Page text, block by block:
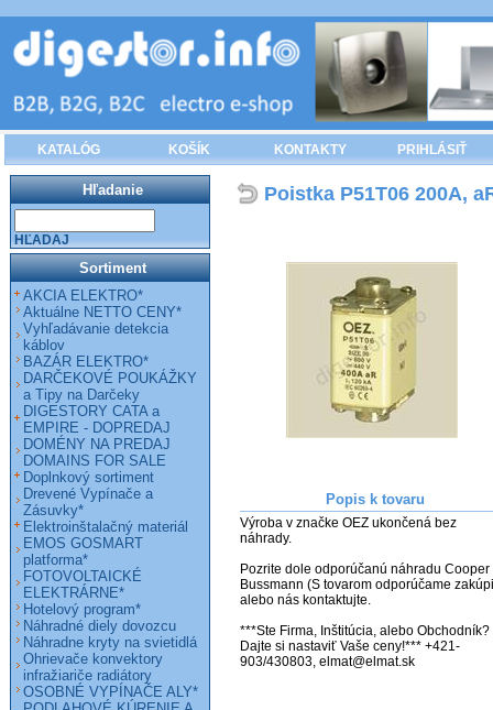
KATALÓG KOŠÍK KONTAKTY PRIHLÁSIŤ
Poistka P51T06 200A,
Popis k tovaru
Výroba v značke OEZ ukončená bez
náhrady.
Pozrite dole odporúčanú náhradu Cooper
Bussmann (S tovarom odporúčame
alebo nás kontaktujte.
***Ste Firma, Inštitúcia, alebo Obchodník?
Dajte si nastaviť Vaše ceny!*** +421-
903/430803, elmat@elmat.sk
Hľadanie
HĽADAJ
Sortiment
AKCIA ELEKTRO*
Aktuálne NETTO CENY*
Vyhľadávanie detekcia
káblov
BAZÁR ELEKTRO*
DARČEKOVÉ POUKÁŽKY
a Tipy na Darčeky
DIGESTORY CATA a
EMPIRE - DOPREDAJ
DOMÉNY NA PREDAJ
DOMAINS FOR SALE
Doplnkový sortiment
Drevené Vypínače a
Zásuvky*
Elektroinštalačný materiál
EMOS GOSMART
platforma*
FOTOVOLTAICKÉ
ELEKTRÁRNE*
Hotelový program*
Náhradné diely dovozcu
Náhradne kryty na svietidlá
Ohrievače konvektory
infražiariče radiátory
OSOBNÉ VYPÍNAČE ALY*